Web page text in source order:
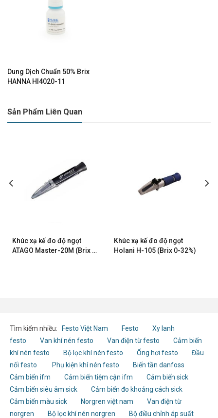
Dung Dịch Chuẩn 50% Brix
HANNA HI4020-11
Sản Phẩm Liên Quan
Khúc xạ kế đo độ ngọt
ATAGO Master-20M (Brix :
Khúc xạ kế đo độ ngọt
Holani H-105 (Brix 0-32%)
Tìm kiếm nhiều: Festo Việt Nam Festo
Xy lanh
festo
Van khí nén festo Van điện từ festo
Cảm biến
khí nén festo
Bộ lọc khí nén festo Ống hơi festo
Đầu
nối festo
Phụ kiện khí nén festo
Biến tần danfoss
Cảm biến ifm
Cảm biến tiệm cận ifm
Cảm biến sick
Cảm biến siêu âm sick
Cảm biến đo khoảng cách sick
Cảm biến màu sick
Norgren việt nam
Van điện từ
norgren
Bộ lọc khí nén norgren
Bộ điều chỉnh áp suất